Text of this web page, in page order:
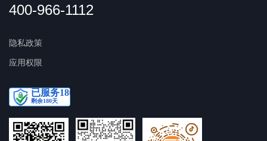
400-966-1112
隐私政策
应用权限